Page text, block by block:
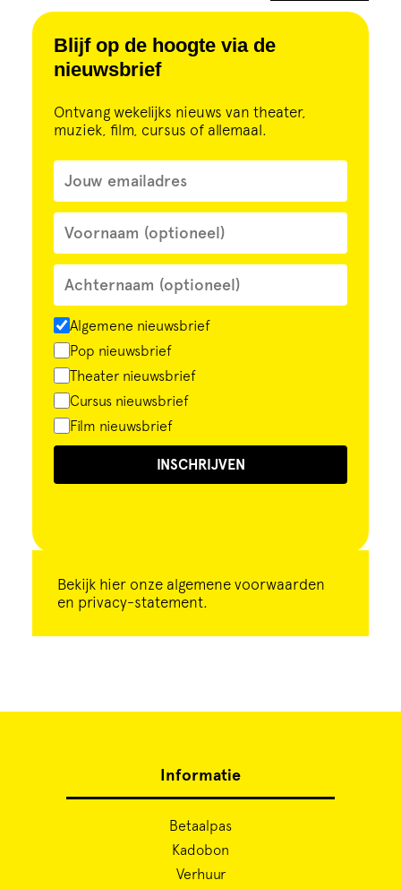
Blijf op de hoogte via de
nieuwsbrief
Ontvang wekelijks nieuws van theater,
muziek, film, cursus of allemaal.
Algemene nieuwsbrief
Pop nieuwsbrief
Theater nieuwsbrief
Cursus nieuwsbrief
Film nieuwsbrief
INSCHRIJVEN
Bekijk hier onze algemene voorwaarden
en privacy-statement.
Informatie
Betaalpas
Kadobon
Verhuur